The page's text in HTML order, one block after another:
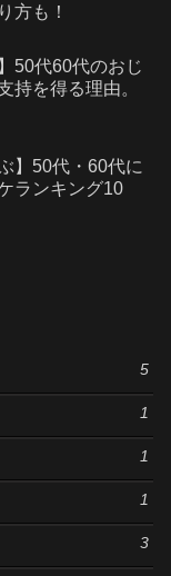
方も！
50代60代のおじ
持を得る理由。
】50代・60代に
ランキング10
5
1
1
1
3